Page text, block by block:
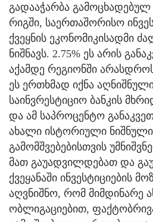
გადააჭარბა
რიგში, საერთაშორისო
ქვეყნის ეკონომიკისადმი
ნიშნავს. 2.75% ეს არის
აქამდე რეგიონში
ეს ერთხმად იქნა
საინვრესტიციო ბანკის
და ამ საპროცენტო
ახალი ისტორიული
გამომშვებებისთვის
მათ გაუადვილდებათ და
ქვეყანაში ინვესტიციების
აღვნიშნო, რომ მიმდინარე
ობლიგაციებით,